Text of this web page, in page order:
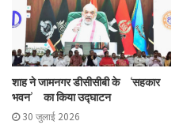
शाह ने जामनगर डीसीसीबी के ‘सहकार
भवन’ का किया उद्घाटन
30 जुलाई 2026